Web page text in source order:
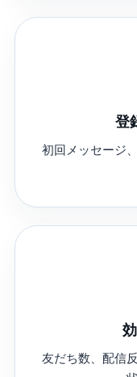
登
初回メッセージ
友だち数、配信